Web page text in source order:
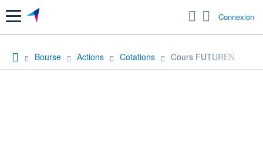
Menu Connexion
Bourse Actions Cotations Cours FUTUREN